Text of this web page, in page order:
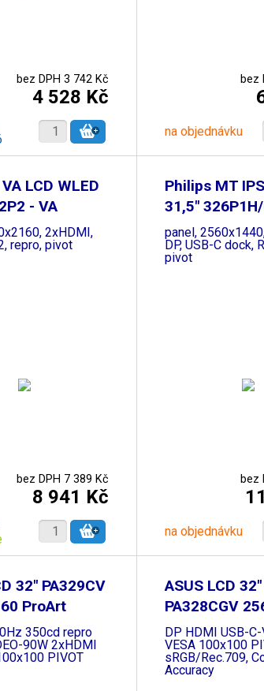
bez DPH 3 742 Kč
4 528 Kč
bez
na objednávku
LCD WLED
- VA
2xHDMI,
repro, pivot
bez DPH 7 389 Kč
8 941 Kč
Philips MT
31,5"
panel,
DP, USB-C dock,
pivot
bez
na objednávku
32" PA329CV
ProArt
350cd repro
90W 2xHDMI
PIVOT
ASUS LCD 32"
PA328CGV
ProArt
DP HDMI USB-
VESA 100x100
sRGB/Rec.709,
Accuracy